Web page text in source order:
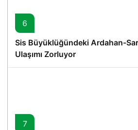
6
Sis Büyüklüğündeki Ardahan-
Ulaşımı Zorluyor
7